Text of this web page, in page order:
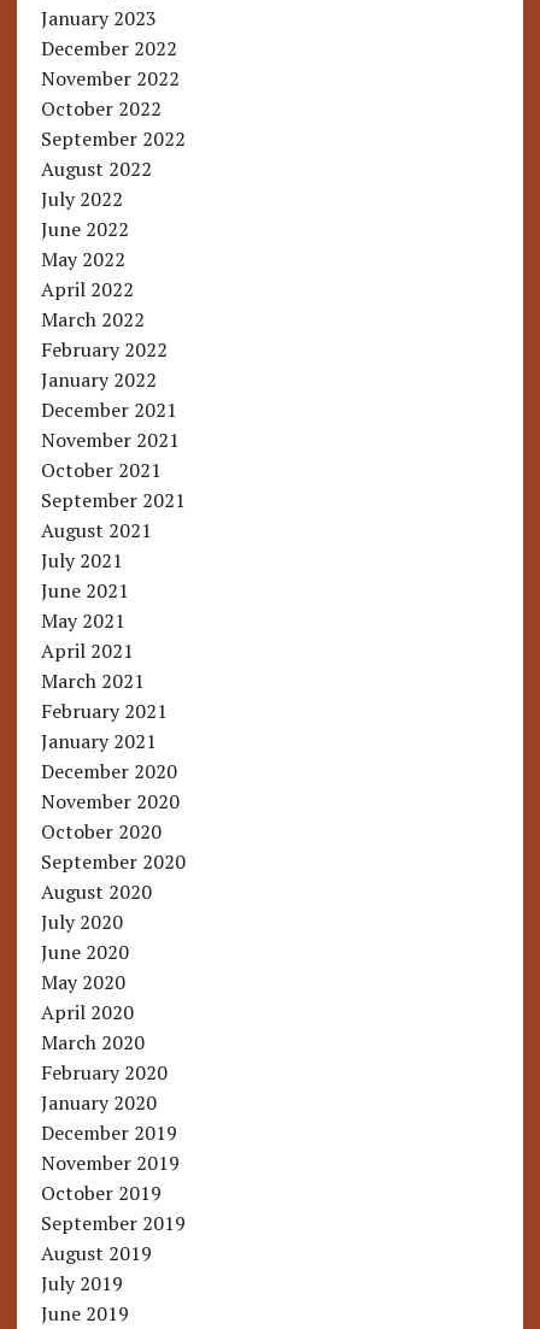
January 2023
December 2022
November 2022
October 2022
September 2022
August 2022
July 2022
June 2022
May 2022
April 2022
March 2022
February 2022
January 2022
December 2021
November 2021
October 2021
September 2021
August 2021
July 2021
June 2021
May 2021
April 2021
March 2021
February 2021
January 2021
December 2020
November 2020
October 2020
September 2020
August 2020
July 2020
June 2020
May 2020
April 2020
March 2020
February 2020
January 2020
December 2019
November 2019
October 2019
September 2019
August 2019
July 2019
June 2019